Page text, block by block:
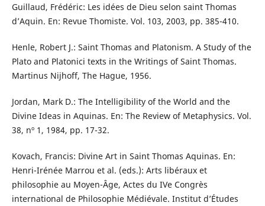
Guillaud, Frédéric: Les idées de Dieu selon saint Thomas
d’Aquin. En: Revue Thomiste. Vol. 103, 2003, pp. 385-410.
Henle, Robert J.: Saint Thomas and Platonism. A Study of the
Plato and Platonici texts in the Writings of Saint Thomas.
Martinus Nijhoff, The Hague, 1956.
Jordan, Mark D.: The Intelligibility of the World and the
Divine Ideas in Aquinas. En: The Review of Metaphysics. Vol.
38, nº 1, 1984, pp. 17-32.
Kovach, Francis: Divine Art in Saint Thomas Aquinas. En:
Henri-Irénée Marrou et al. (eds.): Arts libéraux et
philosophie au Moyen-Âge, Actes du IVe Congrès
international de Philosophie Médiévale. Institut d’Études